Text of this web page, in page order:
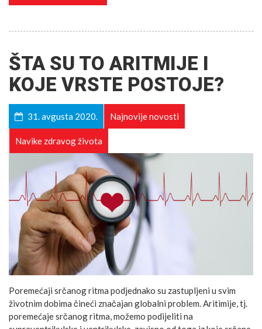
ŠTA SU TO ARITMIJE I
KOJE VRSTE POSTOJE?
31. avgusta 2020. Najnovije novosti
Navike zdravog života
Poremećaji srčanog ritma podjednako su zastupljeni u svim
životnim dobima čineći značajan globalni problem. Aritimije, tj.
poremećaje srčanog ritma, možemo podijeliti na